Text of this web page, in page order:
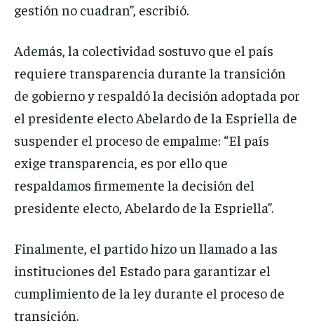
gestión no cuadran”, escribió.
Además, la colectividad sostuvo que el país
requiere transparencia durante la transición
de gobierno y respaldó la decisión adoptada por
el presidente electo Abelardo de la Espriella de
suspender el proceso de empalme: “El país
exige transparencia, es por ello que
respaldamos firmemente la decisión del
presidente electo, Abelardo de la Espriella”.
Finalmente, el partido hizo un llamado a las
instituciones del Estado para garantizar el
cumplimiento de la ley durante el proceso de
transición.